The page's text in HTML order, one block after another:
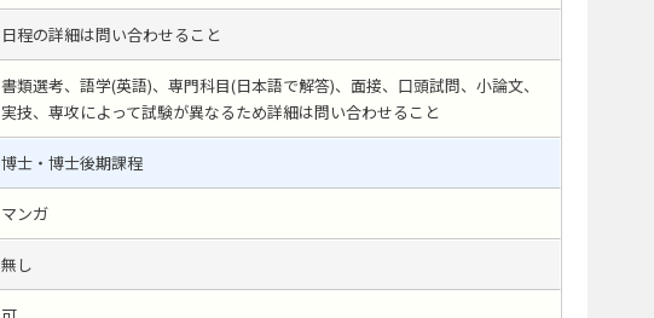
日程の詳細は問い合わせること
書類選考、語学(英語)、専門科目(日本語で解答)、面接、口頭試問、小論文、
実技、専攻によって試験が異なるため詳細は問い合わせること
博士・博士後期課程
マンガ
無し